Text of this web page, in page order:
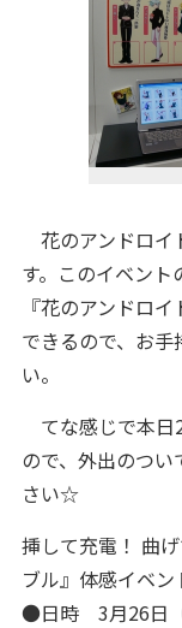
花のアンドロイ
す。このイベン
『花のアンドロ
できるので、お
い。
てな感じで本日
ので、外出のつ
さい☆
挿して充電！ 曲
ブル』体感イベ
●日時 3月26日